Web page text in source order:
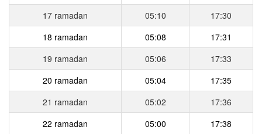
17 ramadan
05:10
17:30
18 ramadan
05:08
17:31
19 ramadan
05:06
17:33
20 ramadan
05:04
17:35
21 ramadan
05:02
17:36
22 ramadan
05:00
17:38